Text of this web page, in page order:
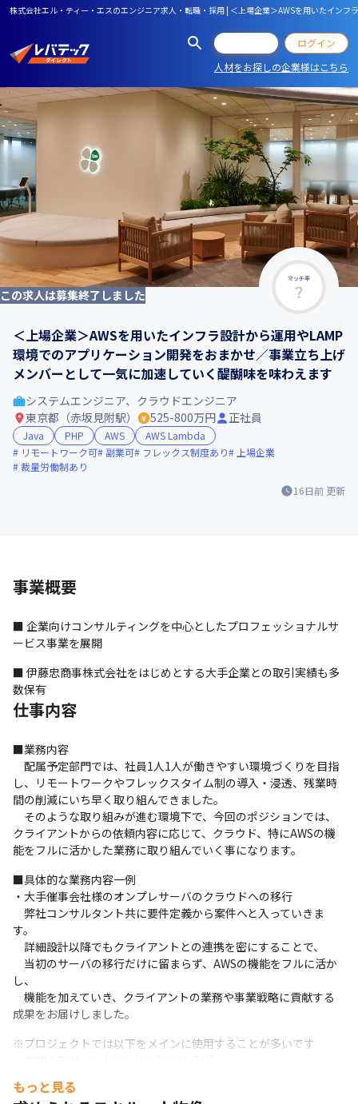
株式会社エル・ティー・エスのエンジニア求人・転職・採用 | ＜上場企業＞AWSを用いたイン
ログイン
人材をお探しの企業様はこちら
マッチ率
この求人は募集終了しました
＜上場企業＞AWSを用いたインフラ設計から運用やLAMP
環境でのアプリケーション開発をおまかせ／事業立ち上げ
メンバーとして一気に加速していく醍醐味を味わえます
16日前 更新
システムエンジニア、クラウドエンジニア
東京都（赤坂見附駅）
525-800万円 正社員
Java PHP AWS
AWS Lambda
リモートワーク可
副業可 フレックス制度あり
上場企業
裁量労働制あり
事業概要
■ 企業向けコンサルティングを中心としたプロフェッショナルサ
ービス事業を展開
■ 伊藤忠商事株式会社をはじめとする大手企業との取引実績も多
数保有
仕事内容
■業務内容
配属予定部門では、社員1人1人が働きやすい環境づくりを目指
し、リモートワークやフレックスタイム制の導入・浸透、残業時
間の削減にいち早く取り組んできました。
そのような取り組みが進む環境下で、今回のポジションでは、
クライアントからの依頼内容に応じて、クラウド、特にAWSの機
能をフルに活かした業務に取り組んでいく事になります。
■具体的な業務内容一例
・大手催事会社様のオンプレサーバのクラウドへの移行
弊社コンサルタント共に要件定義から案件へと入っていきま
す。
詳細設計以降でもクライアントとの連携を密にすることで、
当初のサーバの移行だけに留まらず、AWSの機能をフルに活か
し、
機能を加えていき、クライアントの業務や事業戦略に貢献する
成果をお届けしました。
※プロジェクトでは以下をメインに使用することが多いです
・データベース：MySQL
もっと見る